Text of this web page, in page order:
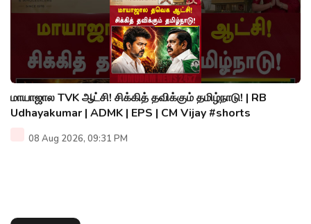
மாயாஜால TVK ஆட்சி! சிக்கித் தவிக்கும் தமிழ்நாடு! | RB
Udhayakumar | ADMK | EPS | CM Vijay #shorts
08 Aug 2026, 09:31 PM